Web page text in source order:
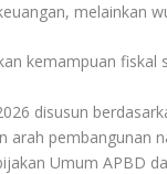
melainkan
kemampuan fiskal
disusun
arah pembangunan
Umum APBD